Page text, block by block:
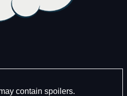
contain spoilers.